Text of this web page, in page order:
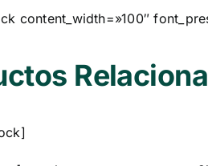
content_width=»100″